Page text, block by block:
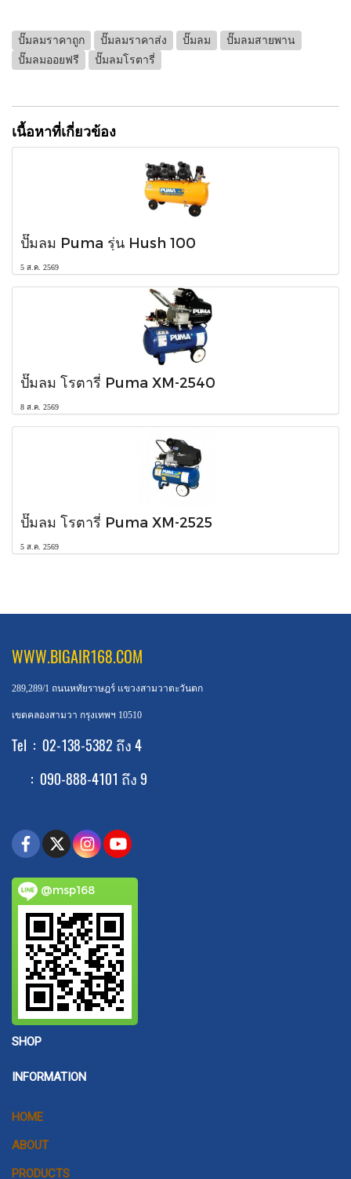
ปั๊มลมราคาถูก ปั๊มลมราคาส่ง ปั๊มลม
ปั๊มลมสายพาน
ปั๊มลมออยฟรี
ปั๊มลมโรตารี่
เนื้อหาที่เกี่ยวข้อง
ปั๊มลม Puma รุ่น Hush 100
5 ส.ค. 2569
ปั๊มลม โรตารี่ Puma XM-2540
8 ส.ค. 2569
ปั๊มลม โรตารี่ Puma XM-2525
5 ส.ค. 2569
WWW.BIGAIR168.COM
289,289/1 ถนนหทัยราษฎร์ แขวงสามวาตะวันตก
เขตคลองสามวา กรุงเทพฯ 10510
Tel : 02-138-5382 ถึง 4
: 090-888-4101 ถึง 9
@msp168
SHOP
INFORMATION
HOME
ABOUT
PRODUCTS